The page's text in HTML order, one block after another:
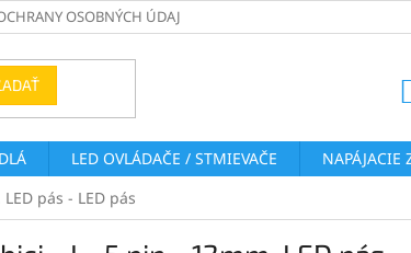
OSOBNÝCH ÚDAJOV
LED OVLÁDAČE / STMIEVAČE NAPÁJACIE
pás - LED pás